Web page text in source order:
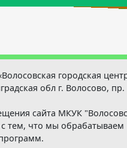
городская
обл г. Волосово,
сайта МКУК
с тем, что мы